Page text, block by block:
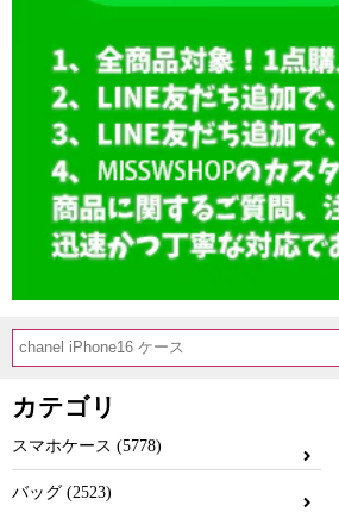
カテゴリ
スマホケース (5778)
バッグ (2523)